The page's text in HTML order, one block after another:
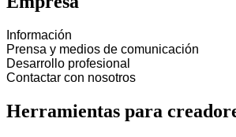
Información
Prensa y medios de comunicación
Desarrollo profesional
Contactar con nosotros
Herramientas para